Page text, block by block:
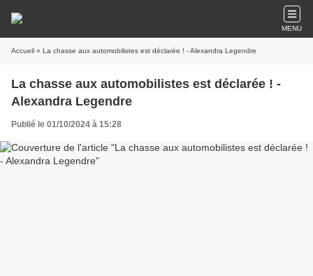
MENU
Accueil » La chasse aux automobilistes est déclarée ! - Alexandra Legendre
La chasse aux automobilistes est déclarée ! -
Alexandra Legendre
Publié le 01/10/2024 à 15:28